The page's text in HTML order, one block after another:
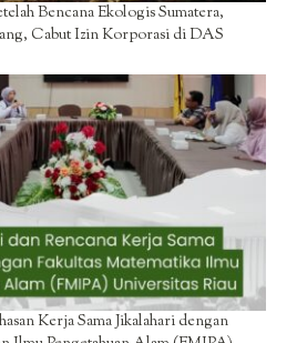
Bencana Ekologis Sumatera,
Cabut Izin Korporasi di DAS
Kerja Sama Jikalahari dengan